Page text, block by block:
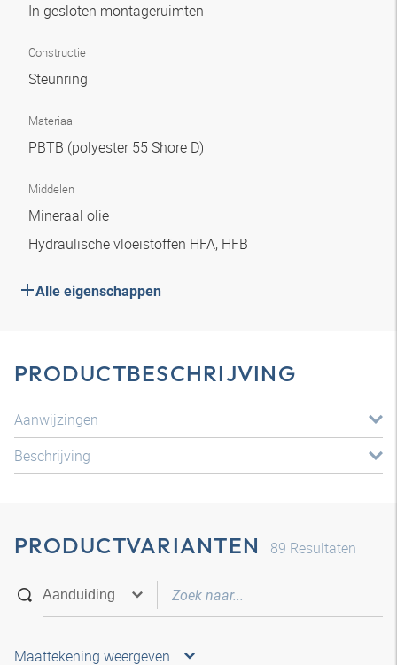
In gesloten montageruimten
Constructie
Steunring
Materiaal
PBTB (polyester 55 Shore D)
Middelen
Mineraal olie
Hydraulische vloeistoffen HFA, HFB
Alle eigenschappen
PRODUCTBESCHRIJVING
Aanwijzingen
Beschrijving
PRODUCTVARIANTEN 89 Resultaten
Maattekening weergeven